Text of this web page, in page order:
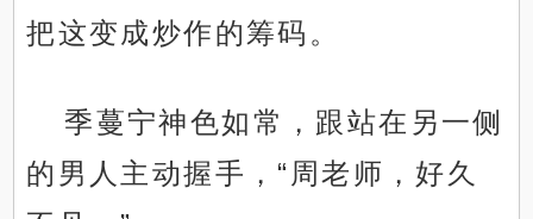
把这变成炒作的筹码。
季蔓宁神色如常，跟站在另一侧
的男人主动握手，“周老师，好久